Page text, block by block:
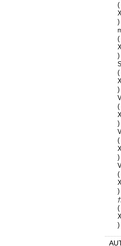
(
)
(
)
(
)
(
)
(
)
(
)
(
)